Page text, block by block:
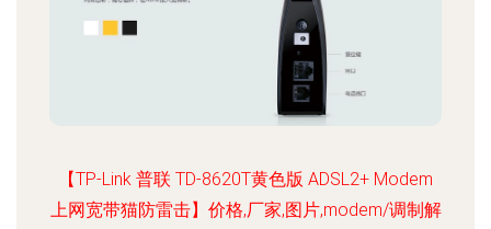
【TP-Link 普联 TD-8620T黄色版 ADSL2+ Modem
上网宽带猫防雷击】价格,厂家,图片,modem/调制解